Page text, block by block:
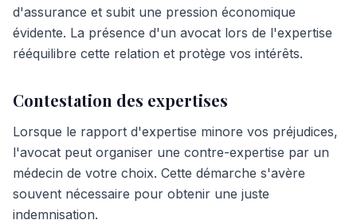
d'assurance et subit une pression économique
évidente. La présence d'un avocat lors de l'expertise
rééquilibre cette relation et protège vos intérêts.
Contestation des expertises
Lorsque le rapport d'expertise minore vos préjudices,
l'avocat peut organiser une contre-expertise par un
médecin de votre choix. Cette démarche s'avère
souvent nécessaire pour obtenir une juste
indemnisation.